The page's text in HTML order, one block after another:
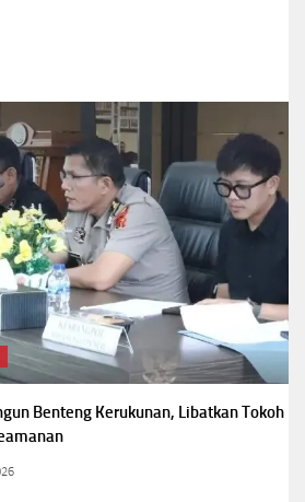
Benteng Kerukunan, Libatkan Tokoh